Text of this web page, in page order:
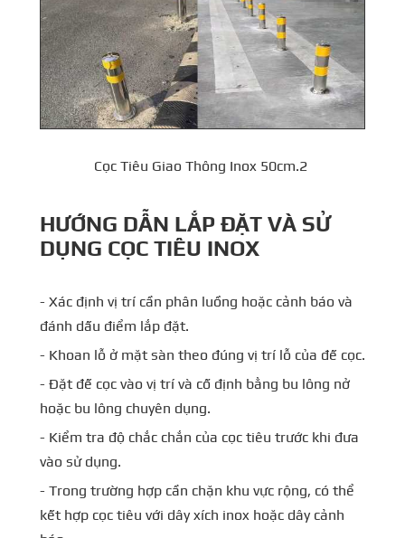
Cọc Tiêu Giao Thông Inox 50cm.2
HƯỚNG DẪN LẮP ĐẶT VÀ SỬ
DỤNG CỌC TIÊU INOX
- Xác định vị trí cần phân luồng hoặc cảnh báo và
đánh dấu điểm lắp đặt.
- Khoan lỗ ở mặt sàn theo đúng vị trí lỗ của đế cọc.
- Đặt đế cọc vào vị trí và cố định bằng bu lông nở
hoặc bu lông chuyên dụng.
- Kiểm tra độ chắc chắn của cọc tiêu trước khi đưa
vào sử dụng.
- Trong trường hợp cần chặn khu vực rộng, có thể
kết hợp cọc tiêu với dây xích inox hoặc dây cảnh